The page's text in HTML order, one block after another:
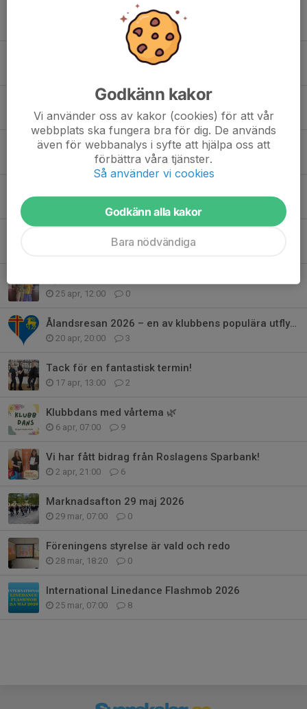
🌸 Sommaren är här! 🌸
3
Vilken härligt marknadsafton!
Anmäl dig till höstens kurser!🍂✨
22 maj, 14:20 5
Seniordagen Norrtälje – vi var där!
17 maj, 22:00 2
1
25 apr, 12:00 0
Ålandsresan 2026 – en av klubbens populära utflykter
20 apr, 20:00 3
Tack för en fantastisk termin!
17 apr, 13:00 2
Klubbdans med vårtema 🌿
6 apr, 07:00 9
Vi har fått bidrag från Roslagens Sparbank!
2 apr, 21:00 6
Marknadsafton 29 maj 2026
29 mar, 07:00 0
Föreningens styrelse är vald och redo
28 mar, 18:20 0
International Linedance Flashmob 2026
25 mar, 07:00 8
Godkänn kakor
Vi använder oss av kakor (cookies) för att vår
webbplats ska fungera bra för dig. De används
även för webbanalys i syfte att hjälpa oss att
förbättra våra tjänster.
Så använder vi cookies
Godkänn alla kakor
Bara nödvändiga